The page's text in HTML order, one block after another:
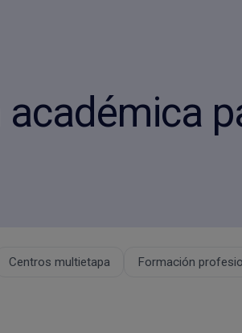
Centros multietapa Formación